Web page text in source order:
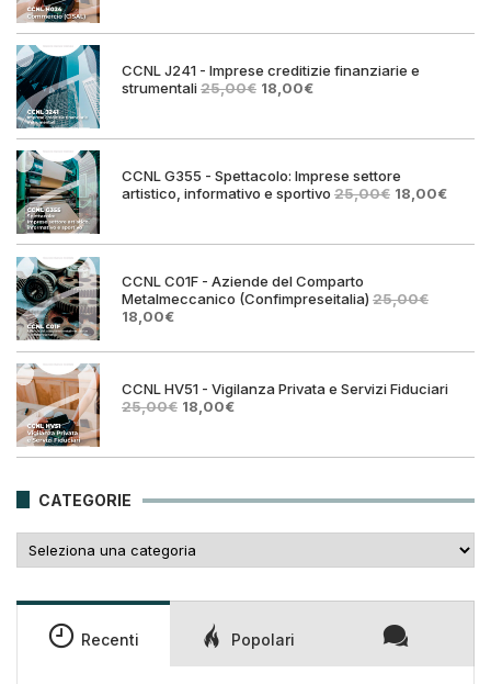
era:
è:
CCNL J241 - Imprese creditizie finanziarie e
strumentali25,00€ Il
era:
18,00€Il
è:
CCNL G355 - Spettacolo: Imprese settore
artistico, informativo e sportivo 25,00€ Il
era:
18,00€Il
è:
CCNL C01F - Aziende del Comparto
Metalmeccanico (Confimpreseitalia) 25,00€
Il
originale
25,00€.
18,00€Il
attuale
18,00€.
CCNL HV51 - Vigilanza Privata e Servizi Fiduciari
25,00€ Il
era:
18,00€Il
è:
CATEGORIE
Recenti Popolari